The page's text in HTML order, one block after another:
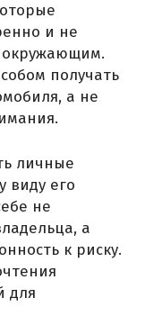
и не
окружающим.
получать
а не
личные
виду его
не
а
к риску.
для